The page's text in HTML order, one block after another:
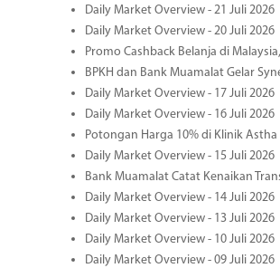
Daily Market Overview - 21 Juli 2026
Daily Market Overview - 20 Juli 2026
Promo Cashback Belanja di
BPKH dan Bank Muamalat Gelar
Daily Market Overview - 17 Juli 2026
Daily Market Overview - 16 Juli 2026
Potongan Harga 10% di Klinik
Daily Market Overview - 15 Juli 2026
Bank Muamalat Catat Kenaikan
Daily Market Overview - 14 Juli 2026
Daily Market Overview - 13 Juli 2026
Daily Market Overview - 10 Juli 2026
Daily Market Overview - 09 Juli 2026